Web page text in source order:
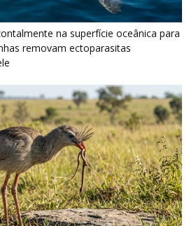
e arremessa serpentes contra
peçonhentas nos campos